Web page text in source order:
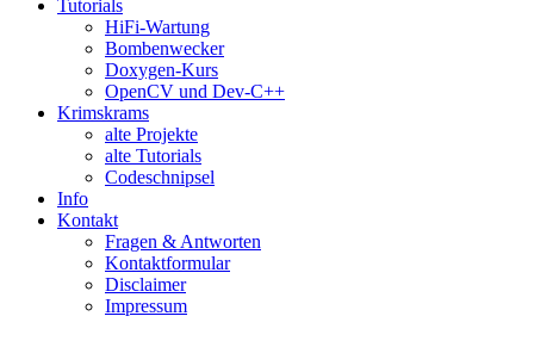
Tutorials
HiFi-Wartung
Bombenwecker
Doxygen-Kurs
OpenCV und Dev-C++
Krimskrams
alte Projekte
alte Tutorials
Codeschnipsel
Info
Kontakt
Fragen & Antworten
Kontaktformular
Disclaimer
Impressum